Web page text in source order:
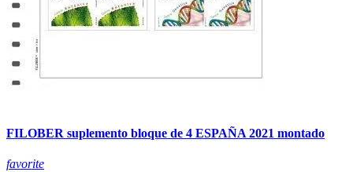
FILOBER suplemento bloque de 4 ESPAÑA 2021 montado
favorite